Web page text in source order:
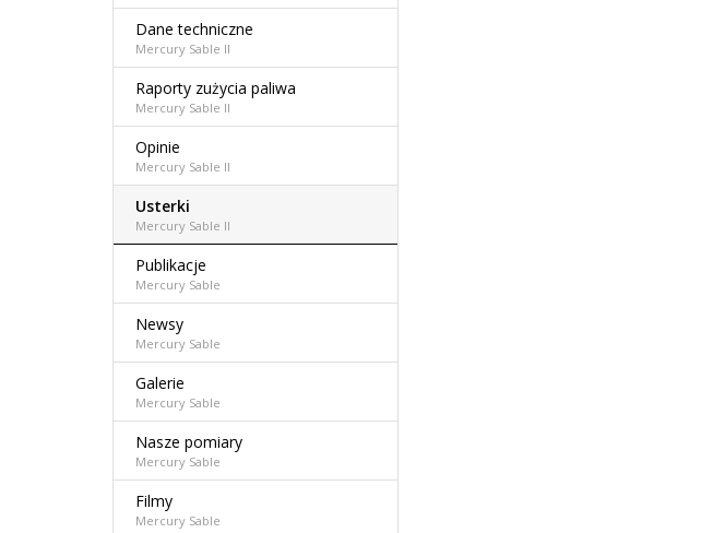
Dane techniczne
Mercury Sable II
Raporty zużycia paliwa
Mercury Sable II
Opinie
Mercury Sable II
Usterki
Mercury Sable II
Publikacje
Mercury Sable
Newsy
Mercury Sable
Galerie
Mercury Sable
Nasze pomiary
Mercury Sable
Filmy
Mercury Sable